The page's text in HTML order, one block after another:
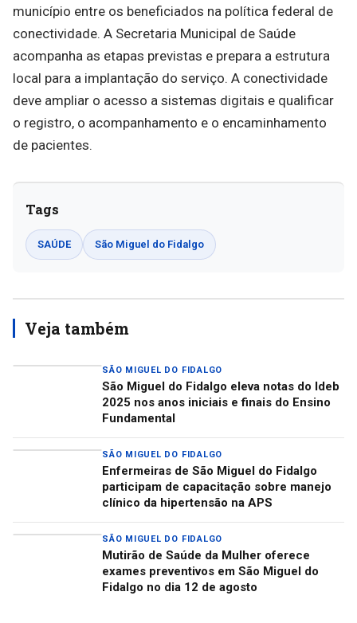
município entre os beneficiados na política federal de
conectividade. A Secretaria Municipal de Saúde
acompanha as etapas previstas e prepara a estrutura
local para a implantação do serviço. A conectividade
deve ampliar o acesso a sistemas digitais e qualificar
o registro, o acompanhamento e o encaminhamento
de pacientes.
Tags
SAÚDE São Miguel do Fidalgo
Veja também
SÃO MIGUEL DO FIDALGO
São Miguel do Fidalgo eleva notas do Ideb
2025 nos anos iniciais e finais do Ensino
Fundamental
SÃO MIGUEL DO FIDALGO
Enfermeiras de São Miguel do Fidalgo
participam de capacitação sobre manejo
clínico da hipertensão na APS
SÃO MIGUEL DO FIDALGO
Mutirão de Saúde da Mulher oferece
exames preventivos em São Miguel do
Fidalgo no dia 12 de agosto